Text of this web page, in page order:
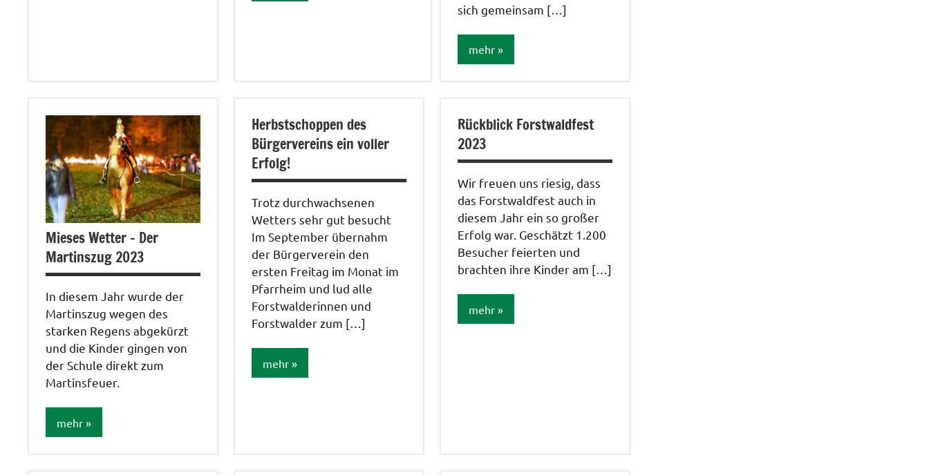
Allgemein
Bildergalerie
sich gemeinsam […]
mehr
Bildergalerie
Mieses Wetter – Der
Martinszug 2023
In diesem Jahr wurde der
Martinszug wegen des
starken Regens abgekürzt
und die Kinder gingen von
der Schule direkt zum
Martinsfeuer.
mehr
Herbstschoppen des
Bürgervereins ein voller
Erfolg!
Trotz durchwachsenen
Wetters sehr gut besucht
Im September übernahm
der Bürgerverein den
ersten Freitag im Monat im
Pfarrheim und lud alle
Forstwalderinnen und
Forstwalder zum […]
mehr
Rückblick Forstwaldfest
2023
Wir freuen uns riesig, dass
das Forstwaldfest auch in
diesem Jahr ein so großer
Erfolg war. Geschätzt 1.200
Besucher feierten und
brachten ihre Kinder am […]
mehr